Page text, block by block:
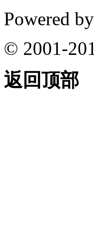
Powered by
© 2001-
返回顶部